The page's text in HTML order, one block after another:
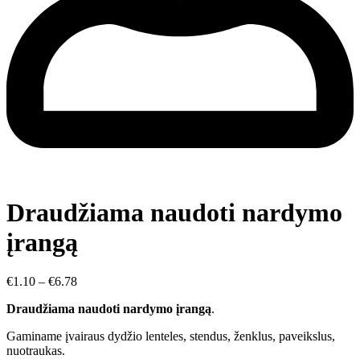
Draudžiama naudoti nardymo
įrangą
€1.10 – €6.78
Draudžiama naudoti nardymo įrangą.
Gaminame įvairaus dydžio lenteles, stendus, ženklus, paveikslus,
nuotraukas.